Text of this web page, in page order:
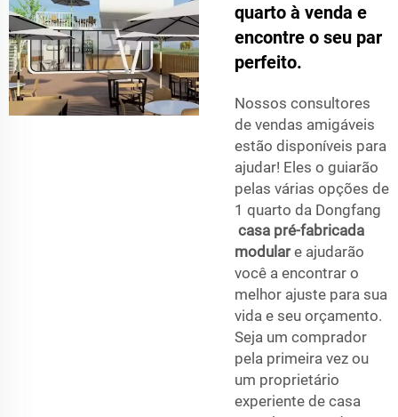
quarto à venda e
encontre o seu par
perfeito.
Nossos consultores
de vendas amigáveis
estão disponíveis para
ajudar! Eles o guiarão
pelas várias opções de
1 quarto da Dongfang
casa pré-fabricada
modulare ajudarão
você a encontrar o
melhor ajuste para sua
vida e seu orçamento.
Seja um comprador
pela primeira vez ou
um proprietário
experiente de casa